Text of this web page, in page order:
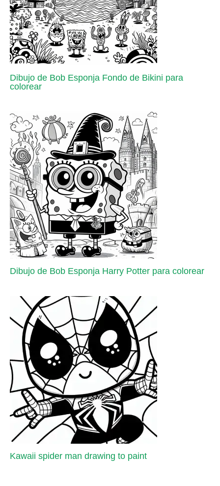
Dibujo de Bob Esponja Fondo de Bikini para
colorear
Dibujo de Bob Esponja Harry Potter para colorear
Kawaii spider man drawing to paint